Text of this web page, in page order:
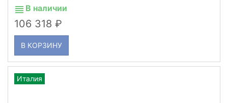
В наличии
106 318
В КОРЗИНУ
Италия